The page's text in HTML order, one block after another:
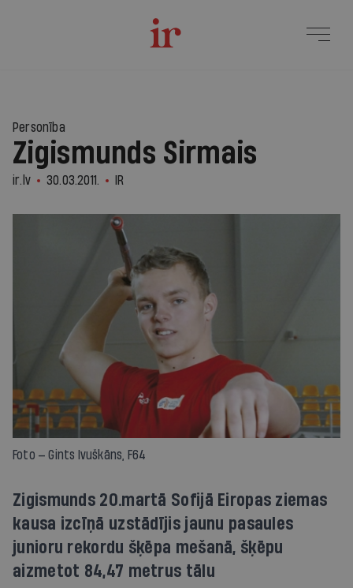
Personība
Zigismunds Sirmais
ir.lv 30.03.2011. IR
Foto — Gints Ivuškāns, F64
Zigismunds 20.martā Sofijā Eiropas ziemas
kausa izcīņā uzstādījis jaunu pasaules
junioru rekordu šķēpa mešanā, šķēpu
aizmetot 84,47 metrus tālu